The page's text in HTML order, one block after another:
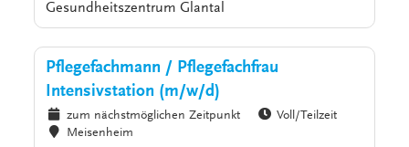
Gesundheitszentrum Glantal
Pflegefachmann / Pflegefachfrau
Intensivstation (m/w/d)
zum nächstmöglichen Zeitpunkt
Voll/Teilzeit
Meisenheim